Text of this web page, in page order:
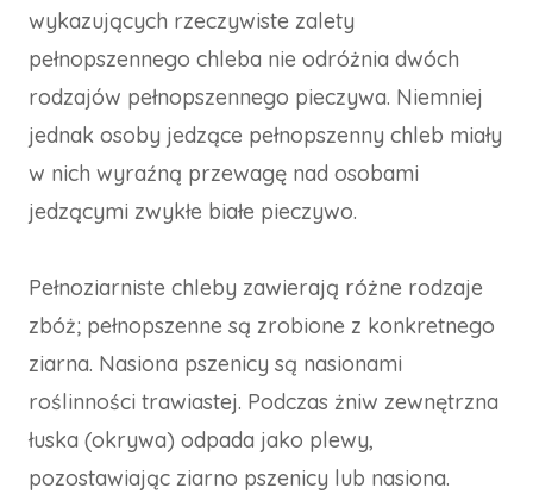
wykazujących rzeczywiste zalety
pełnopszennego chleba nie odróżnia dwóch
rodzajów pełnopszennego pieczywa. Niemniej
jednak osoby jedzące pełnopszenny chleb miały
w nich wyraźną przewagę nad osobami
jedzącymi zwykłe białe pieczywo.
Pełnoziarniste chleby zawierają różne rodzaje
zbóż; pełnopszenne są zrobione z konkretnego
ziarna. Nasiona pszenicy są nasionami
roślinności trawiastej. Podczas żniw zewnętrzna
łuska (okrywa) odpada jako plewy,
pozostawiając ziarno pszenicy lub nasiona.